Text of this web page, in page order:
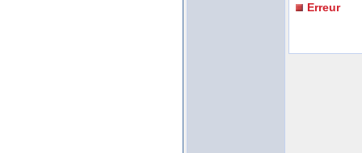
Erreur